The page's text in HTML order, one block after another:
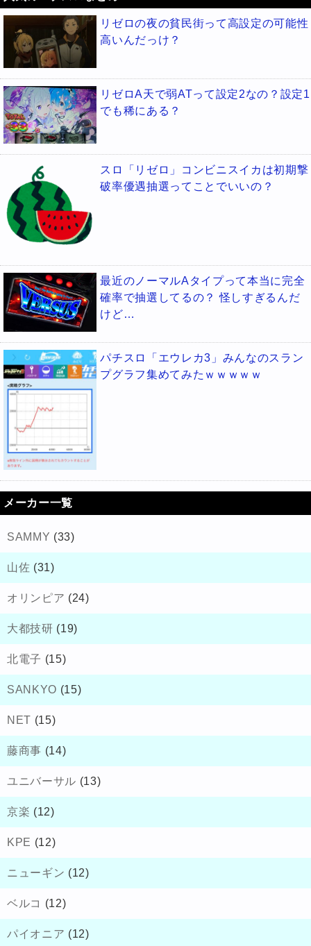
リゼロの夜の貧民街って高設定の可能性
高いんだっけ？
リゼロA天で弱ATって設定2なの？設定1
でも稀にある？
スロ「リゼロ」コンビニスイカは初期撃
破率優遇抽選ってことでいいの？
最近のノーマルAタイプって本当に完全
確率で抽選してるの？ 怪しすぎるんだ
けど…
パチスロ「エウレカ3」みんなのスラン
プグラフ集めてみたｗｗｗｗｗ
メーカー一覧
SAMMY (33)
山佐 (31)
オリンピア (24)
大都技研 (19)
北電子 (15)
SANKYO (15)
NET (15)
藤商事 (14)
ユニバーサル (13)
京楽 (12)
KPE (12)
ニューギン (12)
ベルコ (12)
パイオニア (12)